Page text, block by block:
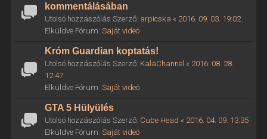
kommentálásában
Utolsó hozzászólás Szerző: arpicska « 2016. 09. 03. 19:02
Elküldve Fórum: Saját videó
Króm Guardian koptatás!
Utolsó hozzászólás Szerző: KalaChannel « 2016. 08. 28.
12:47
Elküldve Fórum: Saját videó
GTA 5 Hülyülés
Utolsó hozzászólás Szerző: Cube Head « 2016. 04. 09. 13:35
Elküldve Fórum: Saját videó